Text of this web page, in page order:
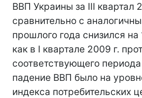
ВВП Украины за ІIІ квартал
сравнительно с
прошлого года снизился на
как в I квартале 2009 г.
соответствующего
падение ВВП было на
индекса потребительских